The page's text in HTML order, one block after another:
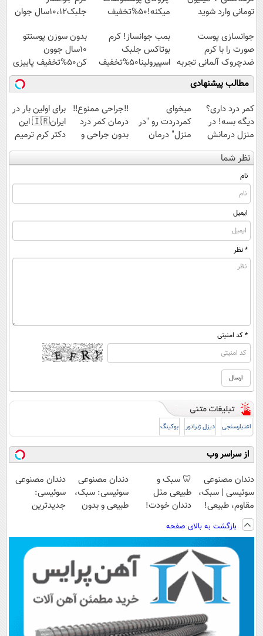
تومانی وارد شوید
میکنه!50%تخفیف
جلبک10،12سال جوان
جوانسازی پوست
صورت را با کرم
ضدچروک آلمانی تجربه
کنید!
بمب جوانساز! کرم
بوتاکس جلبک
اسپیرولینا50%تخفیف
بدون سوزن پوستتو
10سال جوون
کن50%تخفیف پاییزی
مطالب پیشنهادی
کمر درد داری؟
دیگه بسه! در
منزل درمانش
کن
(◀پرسش‌نامه)
میخوای
کمردردت رو "در
منزل" درمان
کنی؟ (◂فیلم +
◂پرسش‌نامه)
‼️جراحی ممنوع‼️
درمان کمر درد
بدون جراحی و
دوره نقاهت
برای اولین بار در
ایران🇮🇷 این
دکتر کرم ترمیم
کننده 23 روزه
ساخت!
نظر شما
نام
ایمیل
* نظر
* کد امنیتی
اعتبارسنجی دیزل ژنراتور بوکینگ
از سراسر وب
دندان مصنوعی
سوئیسی | سبک،
مقاوم، طبیعی!
ویزیت
رایگان+پرداخت
اقساطی😍
🦷 سبک و
طبیعی مثل
دندان خودت!
پرداخت اقساطی
💳 📍 تهران
دندان مصنوعی
سوئیسی: سبک،
طبیعی و بدون
دندان مصنوعی
سوئیسی:
جدیدترین
پرداخت قسطی
بازگشت به بالای صفحه